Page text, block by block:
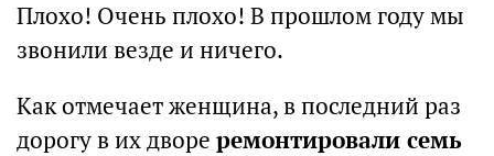
Плохо! Очень плохо! В прошлом году мы
звонили везде и ничего.
Как отмечает женщина, в последний раз
дорогу в их дворе ремонтировали семь